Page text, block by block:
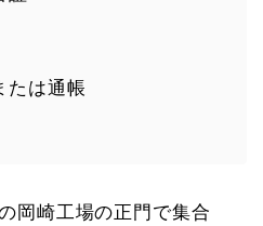
たは通帳
岡崎工場の正門で集合